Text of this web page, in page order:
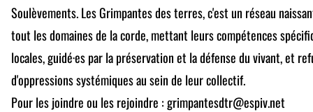
Soulèvements. Les Grimpantes des terres, c'est un réseau
tout les domaines de la corde, mettant leurs compétences
locales, guidé·es par la préservation et la défense du vivant, et
d'oppressions systémiques au sein de leur collectif.
Pour les joindre ou les rejoindre : grimpantesdtr@espiv.net